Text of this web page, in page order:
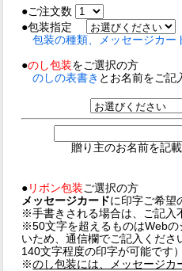
●ご注文数
●包装指定
包装の種類、メッセージカ
●のし包装をご選択の方
のしの表書き とお名前をご記
贈り主のお名前を記
● リボン包装 ご選択の方
メッセージカードに印字ご希望
※手書きされる場合は、ご記入
※50文字を超えるものはWebの
いため、通信欄でご記入くださ
140文字程度の印字が可能です）
※のし包装には、メッセージカ